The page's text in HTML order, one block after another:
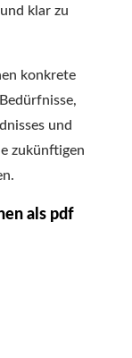
klar zu
konkrete
und
zukünftigen
als pdf